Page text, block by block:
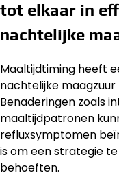
tot elkaar in
nachtelijke
Maaltijdtiming heeft
nachtelijke
Benaderingen zoals
maaltijdpatronen
refluxsymptomen
is om een strategie
behoeften.